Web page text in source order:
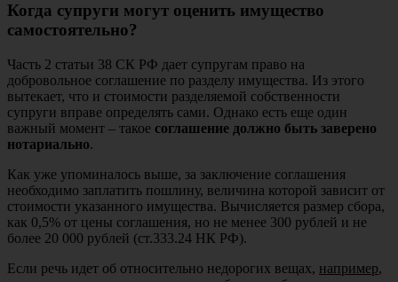
Когда супруги могут оценить имущество
самостоятельно?
Часть 2 статьи 38 СК РФ дает супругам право на
добровольное соглашение по разделу имущества. Из этого
вытекает, что и стоимости разделяемой собственности
супруги вправе определять сами. Однако есть еще один
важный момент – такое соглашение должно быть заверено
нотариально.
Как уже упоминалось выше, за заключение соглашения
необходимо заплатить пошлину, величина которой зависит от
стоимости указанного имущества. Вычисляется размер сбора,
как 0,5% от цены соглашения, но не менее 300 рублей и не
более 20 000 рублей (ст.333.24 НК РФ).
Если речь идет об относительно недорогих вещах, например,